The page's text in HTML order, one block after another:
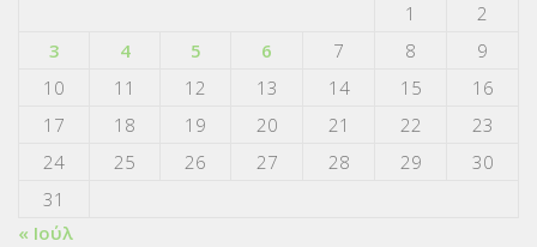
1
2
3
4 5 6 7 8
9
10
11 12 13 14 15
16
17
18 19 20 21 22
23
24
25 26 27 28 29
30
31
« Ιούλ